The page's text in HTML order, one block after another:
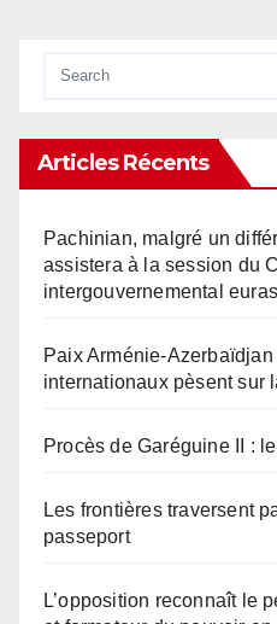
Articles Récents
Pachinian, malgré un
assistera à la session du
intergouvernemental
Paix Arménie-
internationaux pèsent sur
Procès de Garéguine II :
Les frontières traversent
passeport
L’opposition reconnaît le